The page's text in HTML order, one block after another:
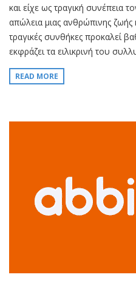
και είχε ως τραγική συνέπεια
απώλεια μιας ανθρώπινης ζωής
τραγικές συνθήκες προκαλεί
εκφράζει τα ειλικρινή του
READ MORE